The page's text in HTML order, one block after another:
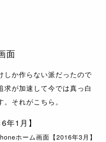
面
しか作らない派だったので
が加速して今では真っ白
それがこちら。
ホーム画面【2016年3月】